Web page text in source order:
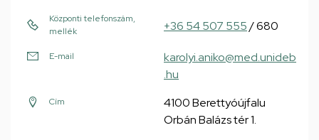
Központi telefonszám,
mellék
+36 54 507 555/ 680
E-mail
karolyi.aniko@med.unideb
.hu
Cím
4100 Berettyóújfalu
Orbán Balázs tér 1.